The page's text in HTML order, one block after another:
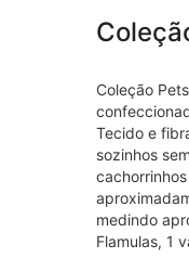
Coleção
Tecido e
sozinhos
medindo
Flamulas, 1